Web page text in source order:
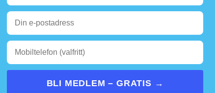
BLI MEDLEM – GRATIS →